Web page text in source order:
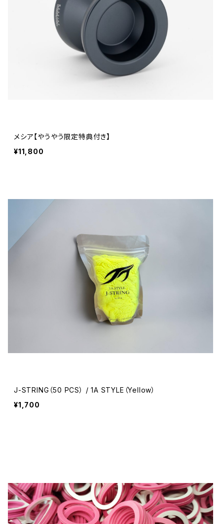
メシア【やうやう限定特典付き】
¥11,800
J-STRING（50 PCS） / 1A STYLE（Yellow）
¥1,700